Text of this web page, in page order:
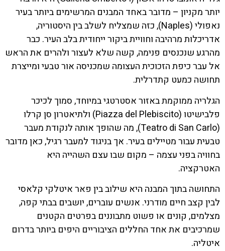
יותר מקניון – מדובר באחד המבנים המרשימים ביותר בעיר
נאפולי (Naples), כזה שמצליח לשלב בין היסטוריה,
אדריכלות מרהיבה וחוויית ביקור ייחודית בלב העיר. כבר
מהרגע שנכנסים פנימה, קשה שלא לעצור ולהרים את הראש
אל עבר כיפת הזכוכית העצומה שמכניסה אור טבעי ומייצרת
תחושה כמעט קתדרלית.
הגלריה ממוקמת באזור אסטרטגי במיוחד, סמוך לכיכר
פלבישיטו (Piazza del Plebiscito) ולתיאטרון סן קרלו
(Teatro di San Carlo), מה שהופך אותה לנקודת מעבר
טבעית עבור מטיילים בעיר. אך בניגוד למעבר רגיל, כאן מדובר
בחוויה בפני עצמה – מקום שבו עצם השהייה היא
האטרקציה.
התחושה בתוך המבנה היא שילוב בין פאר איטלקי קלאסי
לבין קצב חיים מודרני. אנשים עוברים, יושבים בבתי קפה,
מצלמים, קונים או פשוט מתבוננים בפרטים הקטנים
שמרכיבים את אחד החללים הציבוריים היפים ביותר בדרום
איטליה.